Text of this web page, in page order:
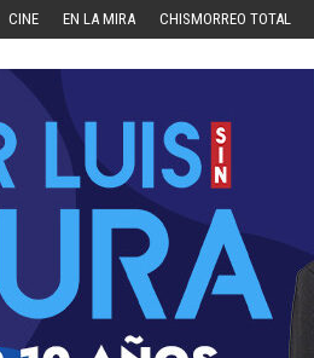
CINE EN LA MIRA CHISMORREO TOTAL